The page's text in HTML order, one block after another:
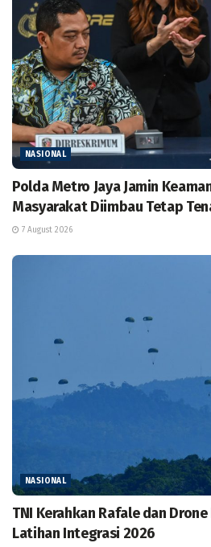
NASIONAL
Polda Metro Jaya Jamin
Masyarakat Diimbau Tetap
7 August 2026
NASIONAL
TNI Kerahkan Rafale dan
Latihan Integrasi 2026